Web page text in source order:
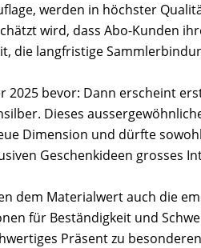
werden in höchster
wird, dass Abo-Kunden
die langfristige
bevor: Dann erscheint
Dieses
Dimension und dürfte
Geschenkideen grosses
dem Materialwert auch die
für Beständigkeit und
Präsent zu